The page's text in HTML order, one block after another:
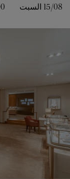
15/08 السبت